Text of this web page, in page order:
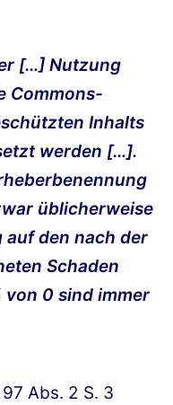
[…] Nutzung
Commons-
Inhalts
werden […].
üblicherweise
auf den nach der
Schaden
0 sind immer
Abs. 2 S. 3